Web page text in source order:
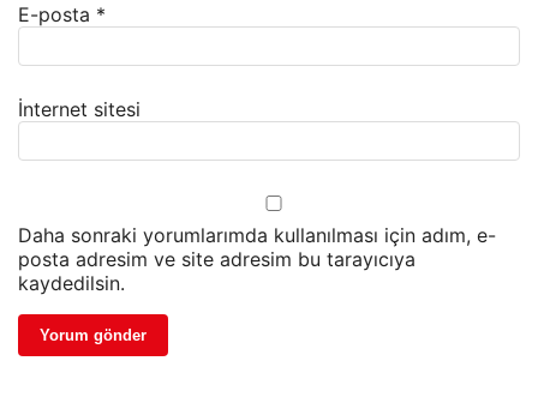
E-posta *
İnternet sitesi
Daha sonraki yorumlarımda kullanılması için adım, e-
posta adresim ve site adresim bu tarayıcıya
kaydedilsin.